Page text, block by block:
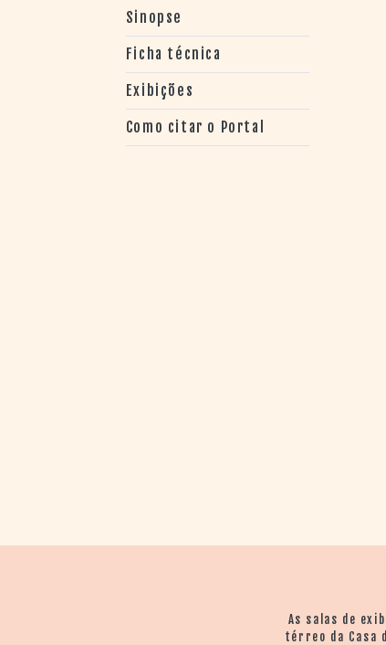
LOCALIZAÇÃOSinopse
Ficha técnica
Exibições
Como citar o Portal
As salas de
térreo da Casa